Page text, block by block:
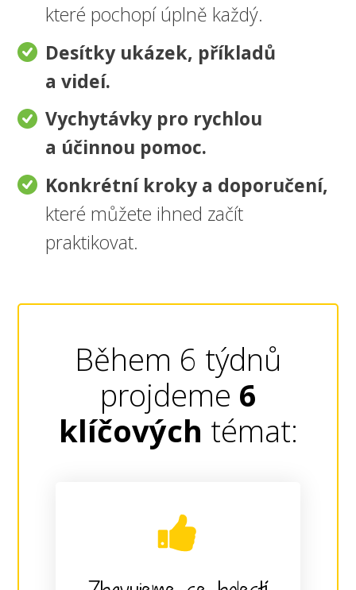
které pochopí úplně každý.
Desítky ukázek, příkladů
a videí.
Vychytávky pro rychlou
a účinnou pomoc.
Konkrétní kroky a doporučení,
které můžete ihned začít
praktikovat.
Během 6 týdnů
projdeme 6
klíčových témat: